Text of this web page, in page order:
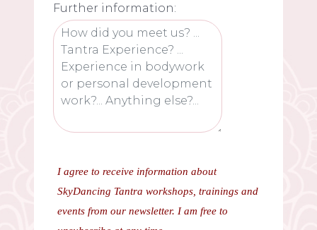
Further information:
I agree to receive information about
SkyDancing Tantra workshops, trainings and
events from our newsletter. I am free to